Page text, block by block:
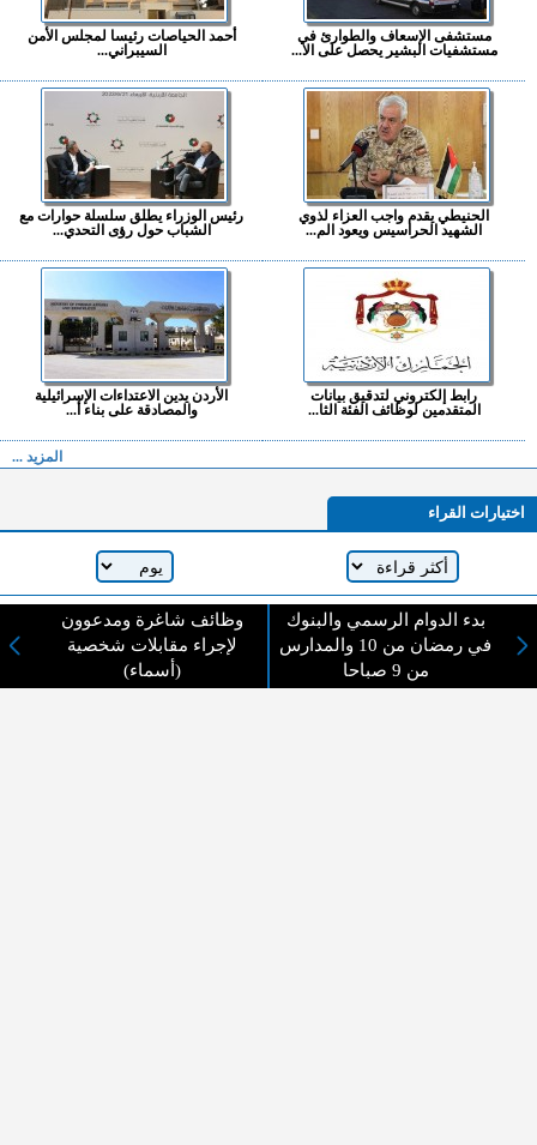
مستشفى الإسعاف والطوارئ في
مستشفيات البشير يحصل على الا...
أحمد الحياصات رئيسا لمجلس الأمن
السيبراني...
الحنيطي يقدم واجب العزاء لذوي
الشهيد الحراسيس ويعود الم...
رئيس الوزراء يطلق سلسلة حوارات مع
الشباب حول رؤى التحدي...
رابط إلكتروني لتدقيق بيانات
المتقدمين لوظائف الفئة الثا...
الأردن يدين الاعتداءات الإسرائيلية
والمصادقة على بناء أ...
المزيد ...
اختيارات القراء
لا يوجد مقالات
بدء الدوام الرسمي والبنوك
في رمضان من 10 والمدارس
من 9 صباحا
وظائف شاغرة ومدعوون
لإجراء مقابلات شخصية
(أسماء)